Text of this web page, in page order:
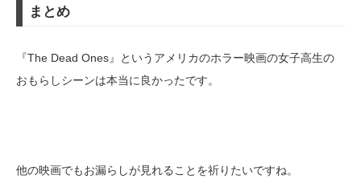
まとめ
『The Dead Ones』というアメリカのホラー映画の女子高生の
おもらしシーンは本当に良かったです。
他の映画でもお漏らしが見れることを祈りたいですね。